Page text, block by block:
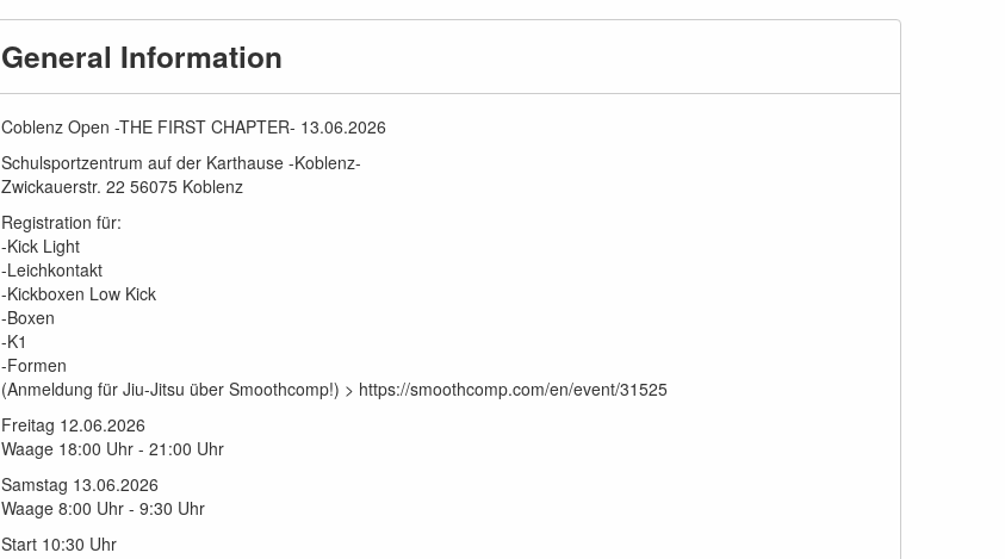
General Information
Coblenz Open -THE FIRST CHAPTER- 13.06.2026
Schulsportzentrum auf der Karthause -Koblenz-
Zwickauerstr. 22 56075 Koblenz
Registration für:
-Kick Light
-Leichkontakt
-Kickboxen Low Kick
-Boxen
-K1
-Formen
(Anmeldung für Jiu-Jitsu über Smoothcomp!) > https://smoothcomp.com/en/event/31525
Freitag 12.06.2026
Waage 18:00 Uhr - 21:00 Uhr
Samstag 13.06.2026
Waage 8:00 Uhr - 9:30 Uhr
Start 10:30 Uhr